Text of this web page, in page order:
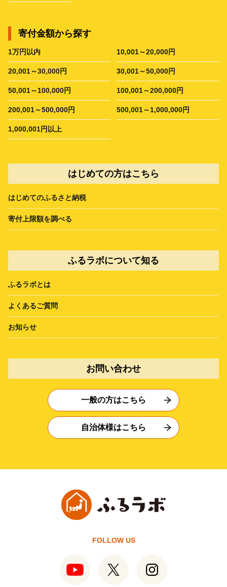
寄付金額から探す
1万円以内 10,001～20,000円
20,001～30,000円 30,001～50,000円
50,001～100,000円 100,001～200,000円
200,001～500,000円 500,001～1,000,000円
1,000,001円以上
はじめての方はこちら
はじめてのふるさと納税
寄付上限額を調べる
ふるラボについて知る
ふるラボとは
よくあるご質問
お知らせ
お問い合わせ
一般の方はこちら
自治体様はこちら
FOLLOW US